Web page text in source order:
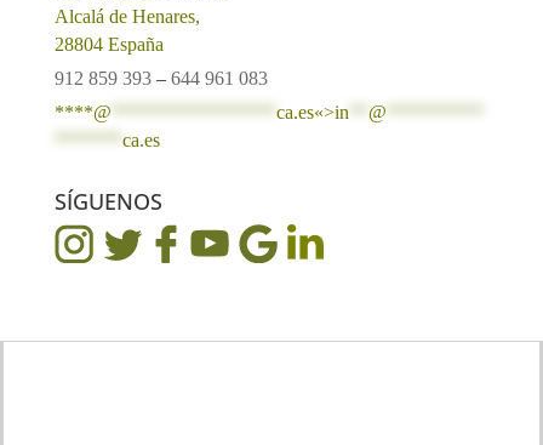
Alcalá de Henares,
28804 España
912 859 393– 644 961 083
****@
ca.es«>in @
ca.es
SÍGUENOS